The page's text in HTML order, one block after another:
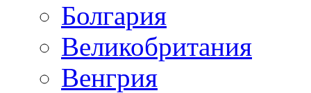
Болгария
Великобритания
Венгрия